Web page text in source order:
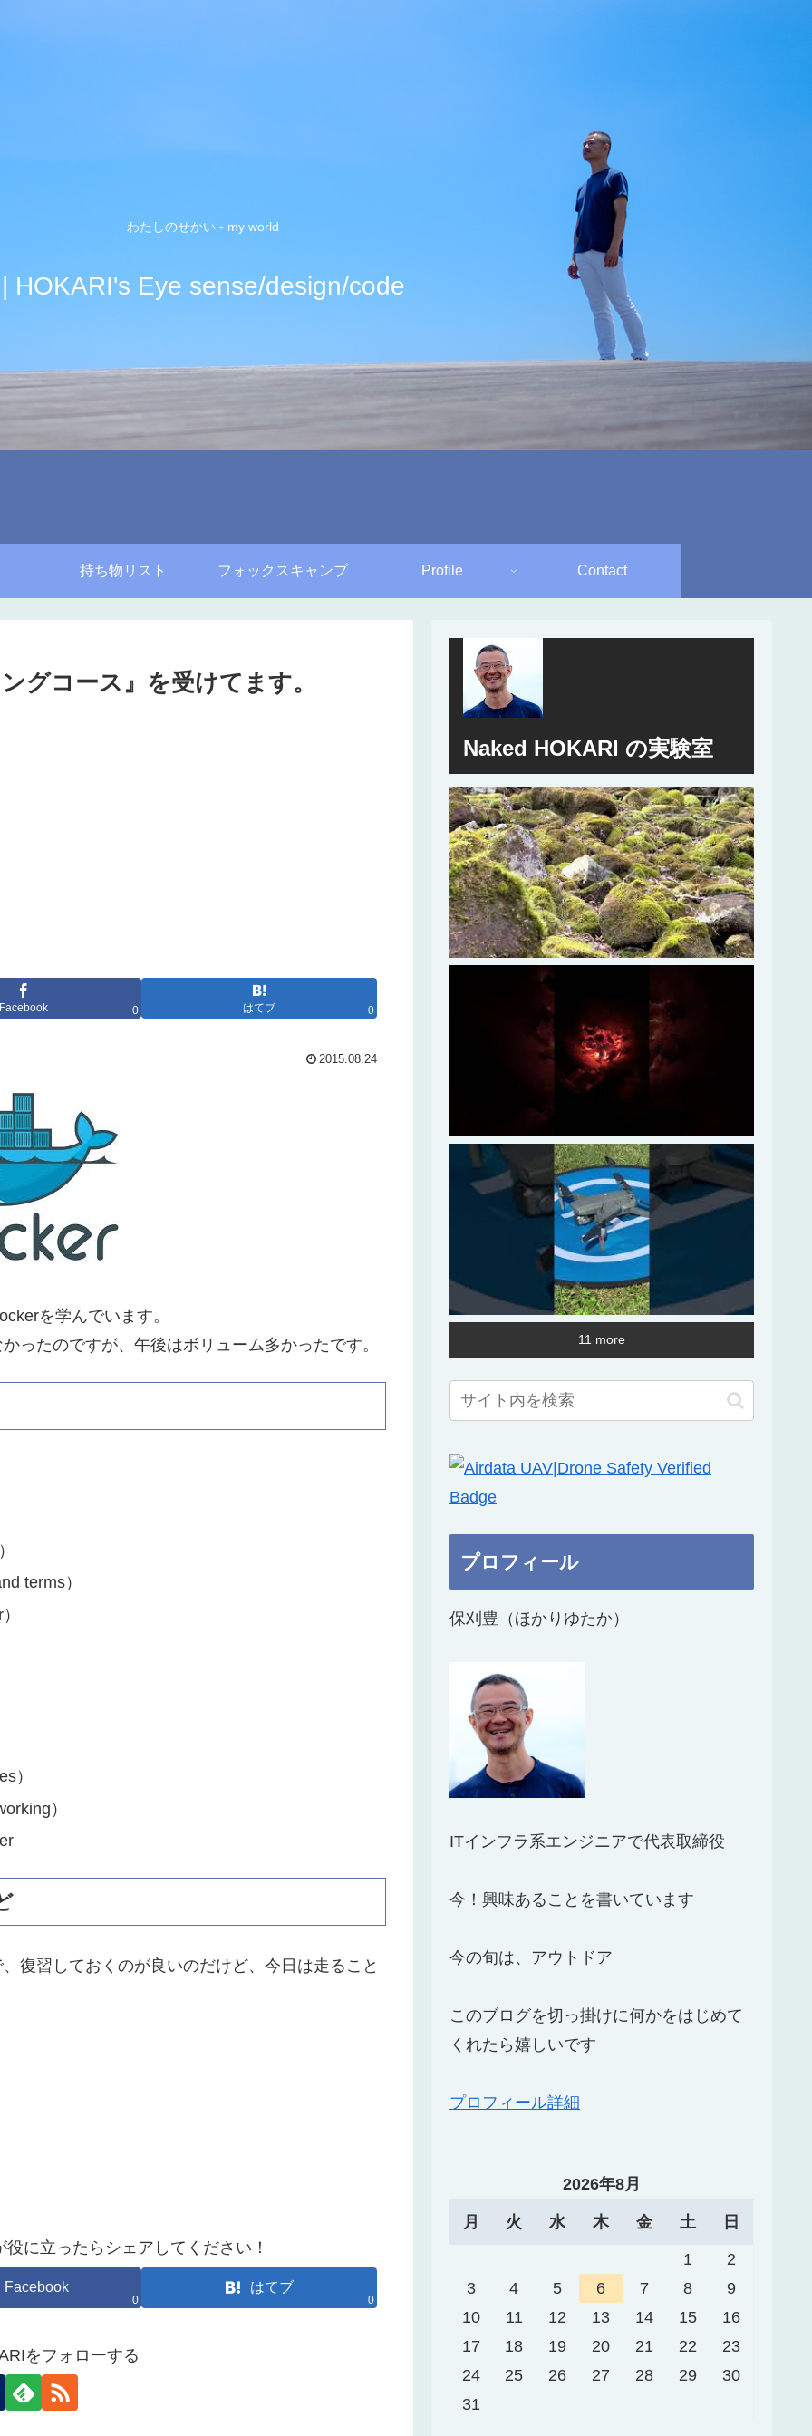
わたしのせかい - my world
| HOKARI's Eye sense/design/code
持ち物リスト フォックスキャンプ Profile Contact
グコース』を受けてます。
Facebook 0 はてブ 0
2015.08.24
を学んでいます。
ったのですが、午後はボリューム多かったです。
terms）
）
）
復習しておくのが良いのだけど、今日は走ること
に立ったらシェアしてください！
Facebook
0
はてブ
0
をフォローする
Naked HOKARI の実験室
11 more
プロフィール
保刈豊（ほかりゆたか）
ITインフラ系エンジニアで代表取締役
今！興味あることを書いています
今の旬は、アウトドア
このブログを切っ掛けに何かをはじめて
くれたら嬉しいです
プロフィール詳細
2026年8月
月 火 水 木 金 土 日
1
2
3
4 5 6 7 8
9
10
11 12 13 14 15
16
17
18 19 20 21 22
23
24
25 26 27 28 29
30
31